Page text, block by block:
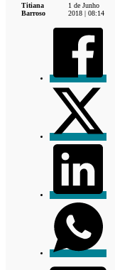
Titiana
Barroso
1 de Junho
2018 | 08:14